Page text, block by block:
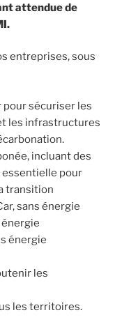
attendue de
entreprises, sous
pour sécuriser les
les infrastructures
incluant des
pour
transition
sans énergie
énergie
les
les territoires.